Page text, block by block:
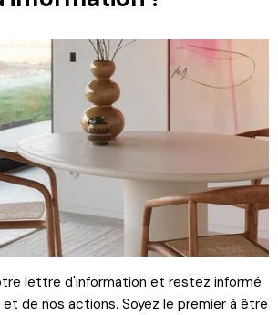
lettre d'information et restez informé
de nos actions. Soyez le premier à être